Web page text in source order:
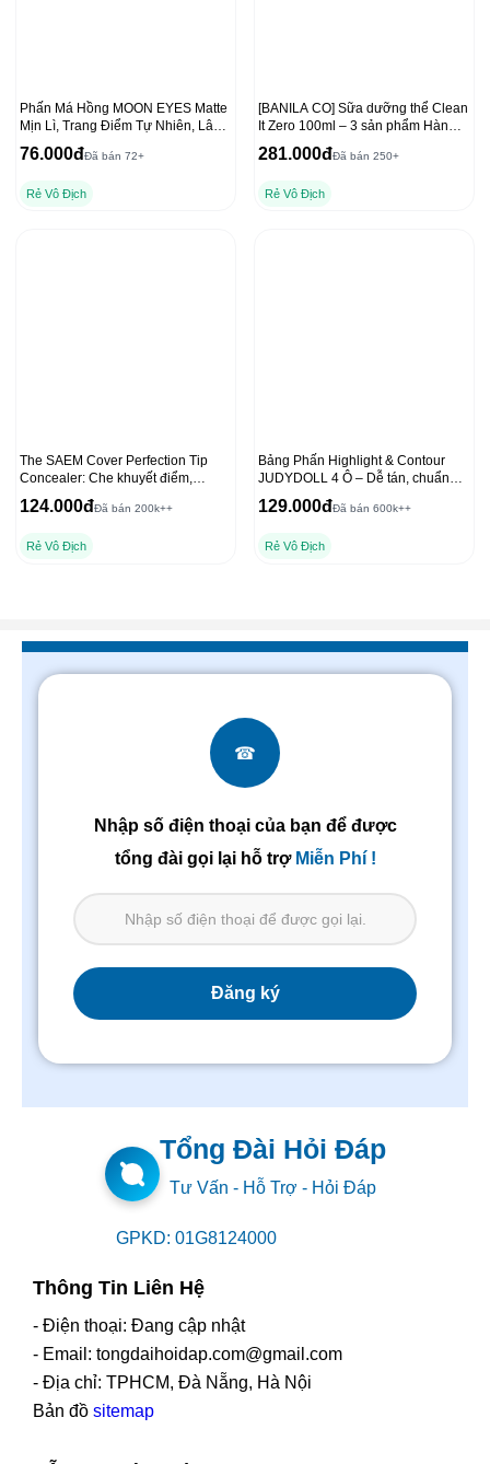
Phấn Má Hồng MOON EYES Matte
Mịn Lì, Trang Điểm Tự Nhiên, Lâu
Trôi 6,5g
76.000đĐã bán 72+
Rẻ Vô Địch
[BANILA CO] Sữa dưỡng thể Clean
It Zero 100ml – 3 sản phẩm Hàn
Quốc hàng đầu
281.000đĐã bán 250+
Rẻ Vô Địch
The SAEM Cover Perfection Tip
Concealer: Che khuyết điểm,
chống nắng hiệu quả
124.000đĐã bán 200k++
Rẻ Vô Địch
Bảng Phấn Highlight & Contour
JUDYDOLL 4 Ô – Dễ tán, chuẩn
màu 3D, lâu trôi 9g
129.000đĐã bán 600k++
Rẻ Vô Địch
☎
Nhập số điện thoại của bạn để được
tổng đài gọi lại hỗ trợ Miễn Phí !
Tổng Đài Hỏi Đáp
Tư Vấn - Hỗ Trợ - Hỏi Đáp
GPKD: 01G8124000
Thông Tin Liên Hệ
- Điện thoại: Đang cập nhật
- Email: tongdaihoidap.com@gmail.com
- Địa chỉ: TPHCM, Đà Nẵng, Hà Nội
Bản đồ sitemap